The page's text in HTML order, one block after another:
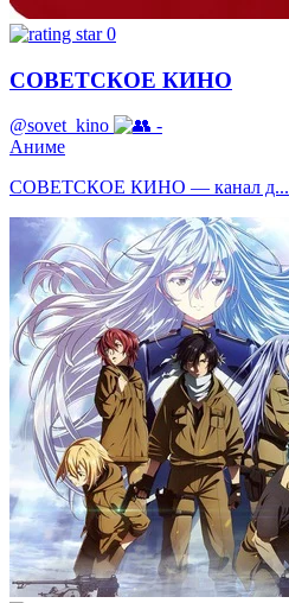
0
СОВЕТСКОЕ КИНО
@sovet_kino
-
Аниме
СОВЕТСКОЕ КИНО — канал д...